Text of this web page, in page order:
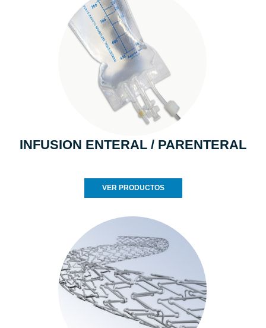
INFUSION ENTERAL / PARENTERAL
VER PRODUCTOS